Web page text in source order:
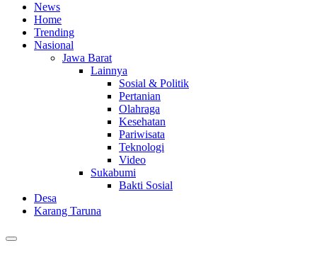
News
Home
Trending
Nasional
Jawa Barat
Lainnya
Sosial & Politik
Pertanian
Olahraga
Kesehatan
Pariwisata
Teknologi
Video
Sukabumi
Bakti Sosial
Desa
Karang Taruna